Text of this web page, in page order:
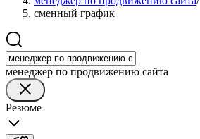
сменный график
менеджер по продвижению сайта
Резюме